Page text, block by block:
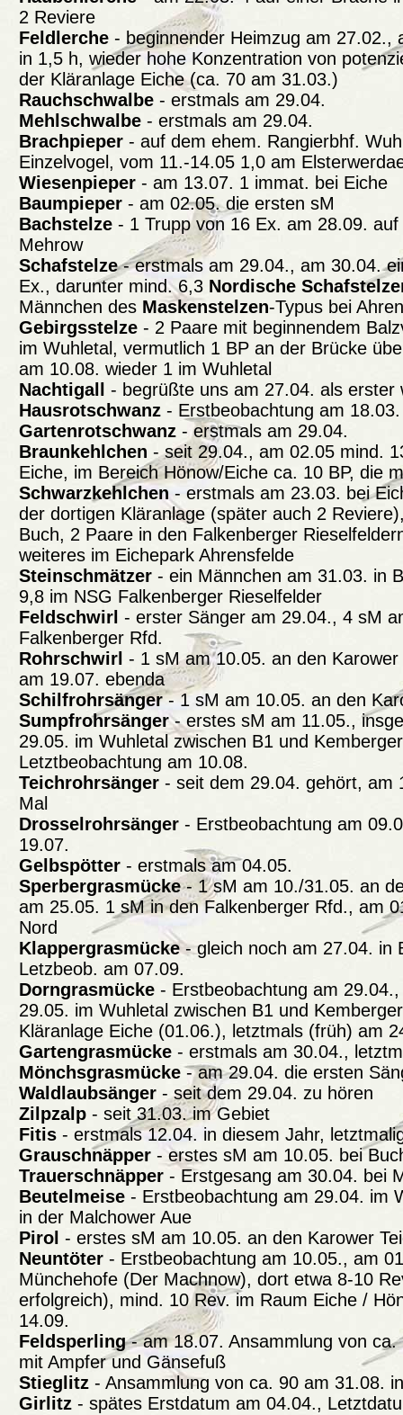
2 Reviere
Feldlerche - beginnender Heimzug am 27.02.,
in 1,5 h, wieder hohe Konzentration von
der Kläranlage Eiche (ca. 70 am 31.03.)
Rauchschwalbe - erstmals am 29.04.
Mehlschwalbe - erstmals am 29.04.
Brachpieper - auf dem ehem. Rangierbhf.
Einzelvogel, vom 11.-14.05 1,0 am
Wiesenpieper - am 13.07. 1 immat. bei Eiche
Baumpieper - am 02.05. die ersten sM
Bachstelze - 1 Trupp von 16 Ex. am 28.09.
Mehrow
Schafstelze- erstmals am 29.04., am 30.04.
Ex., darunter mind. 6,3 Nordische
Männchen des Maskenstelzen-Typus bei
Gebirgsstelze - 2 Paare mit beginnendem
im Wuhletal, vermutlich 1 BP an der Brücke
am 10.08. wieder 1 im Wuhletal
Nachtigall - begrüßte uns am 27.04. als erster
Hausrotschwanz - Erstbeobachtung am
Gartenrotschwanz - erstmals am 29.04.
Braunkehlchen - seit 29.04., am 02.05 mind.
Eiche, im Bereich Hönow/Eiche ca. 10 BP, die
Schwarzkehlchen - erstmals am 23.03. bei
der dortigen Kläranlage (später auch 2
Buch, 2 Paare in den Falkenberger
weiteres im Eichepark Ahrensfelde
Steinschmätzer - ein Männchen am 31.03. in
9,8 im NSG Falkenberger Rieselfelder
Feldschwirl - erster Sänger am 29.04., 4 sM
Falkenberger Rfd.
Rohrschwirl - 1 sM am 10.05. an den
am 19.07. ebenda
Schilfrohrsänger- 1 sM am 10.05. an den
Sumpfrohrsänger- erstes sM am 11.05.,
29.05. im Wuhletal zwischen B1 und
Letztbeobachtung am 10.08.
Teichrohrsänger - seit dem 29.04. gehört, am
Mal
Drosselrohrsänger - Erstbeobachtung am
19.07.
Gelbspötter - erstmals am 04.05.
Sperbergrasmücke- 1 sM am 10./31.05. an
am 25.05. 1 sM in den Falkenberger Rfd., am
Nord
Klappergrasmücke- gleich noch am 27.04. in
Letzbeob. am 07.09.
Dorngrasmücke - Erstbeobachtung am
29.05. im Wuhletal zwischen B1 und
Kläranlage Eiche (01.06.), letztmals (früh) am
Gartengrasmücke - erstmals am 30.04.,
Mönchsgrasmücke- am 29.04. die ersten
Waldlaubsänger - seit dem 29.04. zu hören
Zilpzalp - seit 31.03. im Gebiet
Fitis - erstmals 12.04. in diesem Jahr,
Grauschnäpper - erstes sM am 10.05. bei
Trauerschnäpper - Erstgesang am 30.04. bei
Beutelmeise - Erstbeobachtung am 29.04. im
in der Malchower Aue
Pirol - erstes sM am 10.05. an den Karower
Neuntöter - Erstbeobachtung am 10.05., am
Münchehofe (Der Machnow), dort etwa 8-10
erfolgreich), mind. 10 Rev. im Raum Eiche /
14.09.
Feldsperling- am 18.07. Ansammlung von
mit Ampfer und Gänsefuß
Stieglitz - Ansammlung von ca. 90 am 31.08.
Girlitz - spätes Erstdatum am 04.04.,